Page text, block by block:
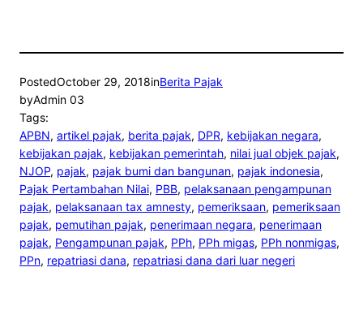
PostedOctober 29, 2018inBerita Pajak
byAdmin 03
Tags:
APBN, artikel pajak, berita pajak, DPR, kebijakan negara
kebijakan pajak, kebijakan pemerintah, nilai jual objek pajak
NJOP, pajak, pajak bumi dan bangunan, pajak indonesia
Pajak Pertambahan Nilai, PBB, pelaksanaan pengampunan
pajak, pelaksanaan tax amnesty, pemeriksaan, pemeriksaan
pajak, pemutihan pajak, penerimaan negara, penerimaan
pajak, Pengampunan pajak, PPh, PPh migas, PPh nonmigas
PPn, repatriasi dana, repatriasi dana dari luar negeri